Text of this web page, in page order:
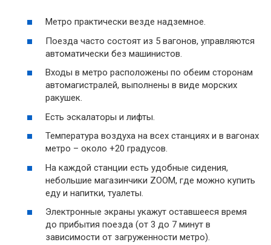
Метро практически везде надземное.
Поезда часто состоят из 5 вагонов, управляются
автоматически без машинистов.
Входы в метро расположены по обеим сторонам
автомагистралей, выполнены в виде морских
ракушек.
Есть эскалаторы и лифты.
Температура воздуха на всех станциях и в вагонах
метро – около +20 градусов.
На каждой станции есть удобные сидения,
небольшие магазинчики ZOOM, где можно купить
еду и напитки, туалеты.
Электронные экраны укажут оставшееся время
до прибытия поезда (от 3 до 7 минут в
зависимости от загруженности метро).